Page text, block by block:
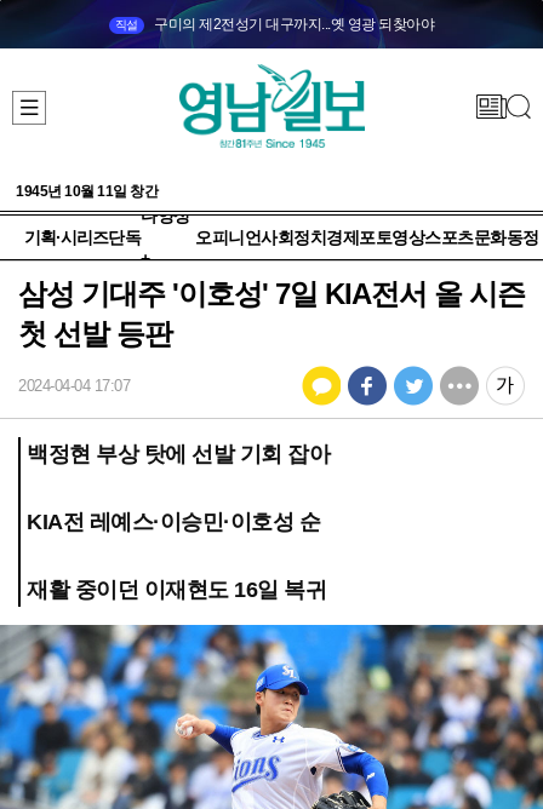
직설 구미의 제2전성기 대구까지...옛 영광 되찾아야
1945년 10월 11일 창간
기획·시리즈단독
다양성
+
오피니언사회정치 경제 포토영상스포츠문화동정
삼성 기대주 '이호성' 7일 KIA전서 올 시즌
첫 선발 등판
2024-04-04 17:07
백정현 부상 탓에 선발 기회 잡아
KIA전 레예스·이승민·이호성 순
재활 중이던 이재현도 16일 복귀